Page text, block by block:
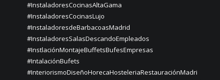
#InstaladoresCocinasAltaGama
#InstaladoresCocinasLujo
#InstaladoresdeBarbacoasMadrid
#InstaladoresSalasDescandoEmpleados
#InstlaciónMontajeBuffetsBufesEmpresas
#IntalaciónBufets
#InteriorismoDiseñoHorecaHosteleriaRestauraciónMadri